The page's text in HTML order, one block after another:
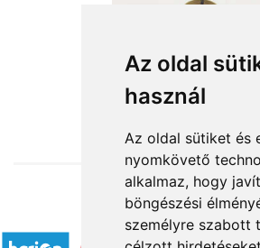
Az oldal
használ
Az oldal sütiket és
nyomkövető
alkalmaz, hogy
böngészési
személyre szabott
from HUF11,400
Accepted payment